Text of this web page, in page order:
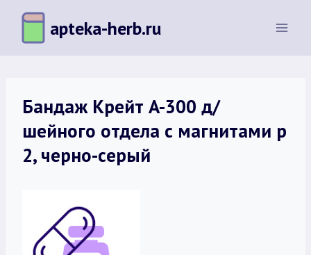
Перейти
содержимому
apteka-herb.ru
Бандаж Крейт A-300 д/
шейного отдела с магнитами р
2, черно-серый